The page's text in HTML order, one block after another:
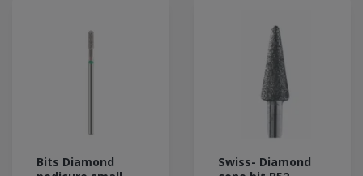
Bits Diamond
Swiss- Diamond